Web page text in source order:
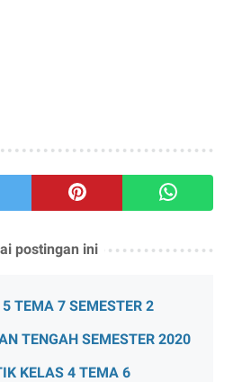
postingan ini
TEMA 7 SEMESTER 2
TENGAH SEMESTER 2020
KELAS 4 TEMA 6